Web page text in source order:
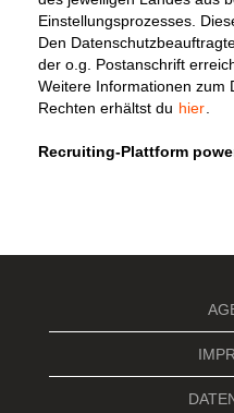
Einstellungsprozesses.
Den
der o.g. Postanschrift
Weitere Informationen zum
Rechten erhältst du hier
Recruiting-Plattform